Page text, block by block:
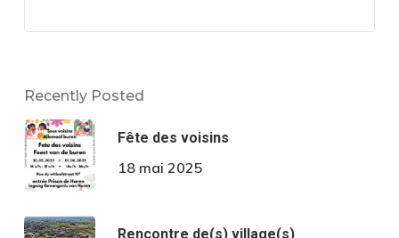
Recently Posted
Fête des voisins
18 mai 2025
Rencontre de(s) village(s)